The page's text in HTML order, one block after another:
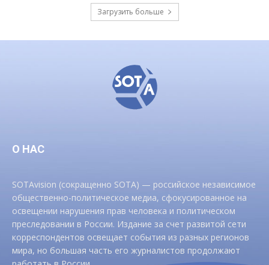
Загрузить больше
О НАС
SOTAvision (сокращенно SOTA) — российское независимое
общественно-политическое медиа, сфокусированное на
освещении нарушения прав человека и политическом
преследовании в России. Издание за счет развитой сети
корреспондентов освещает события из разных регионов
мира, но большая часть его журналистов продолжают